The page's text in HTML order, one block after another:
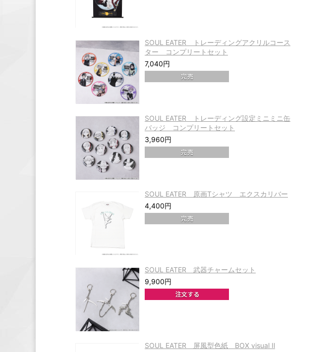
SOUL EATER トレーディングアクリルコース
ター コンプリートセット
7,040円
SOUL EATER トレーディング設定ミニミニ缶
バッジ コンプリートセット
3,960円
SOUL EATER 原画Tシャツ エクスカリバー
4,400円
SOUL EATER 武器チャームセット
9,900円
SOUL EATER 屏風型色紙 BOX visual Ⅱ